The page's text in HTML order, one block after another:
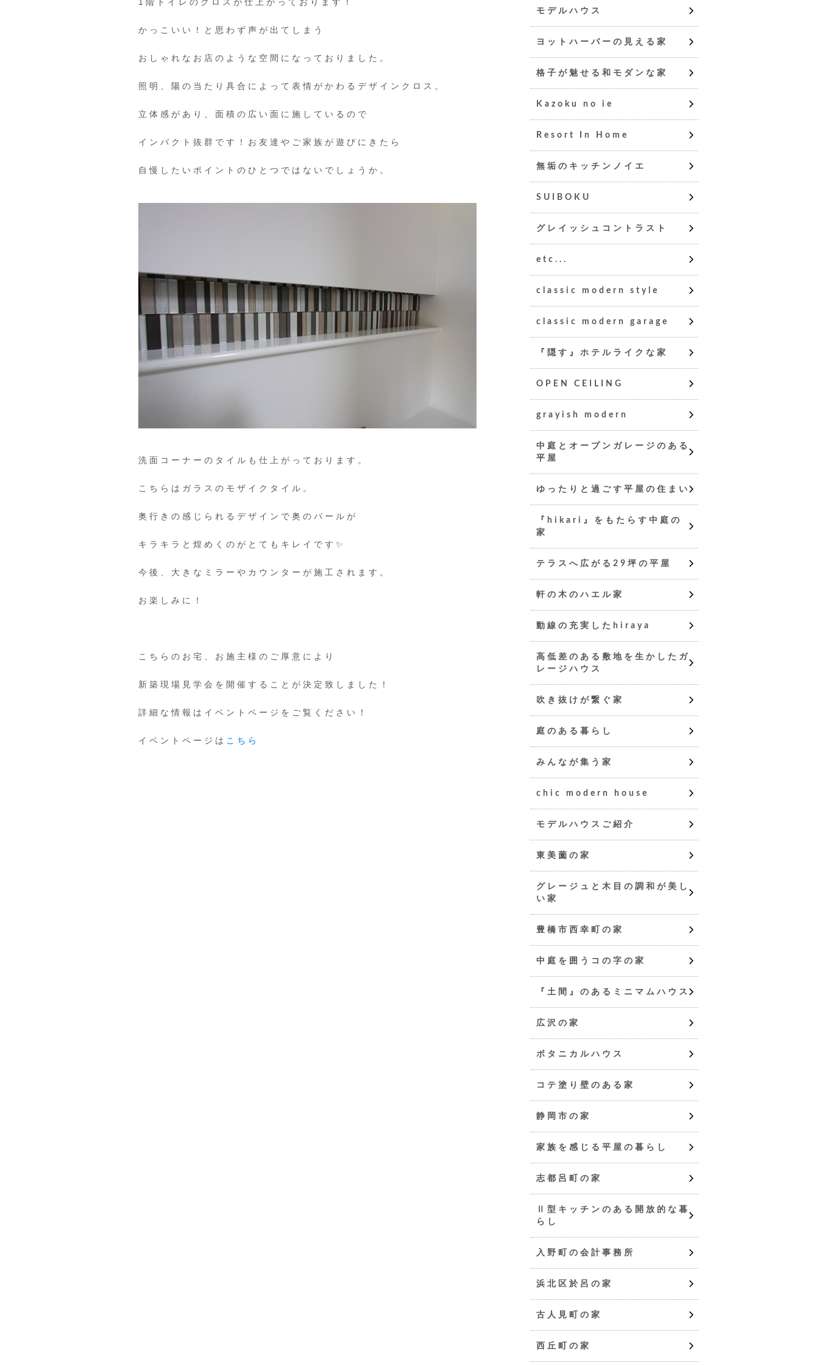
階トイレのクロスが仕上がっております！
かっこいい！と思わず声が出てしまう
おしゃれなお店のような空間になっておりました。
照明、陽の当たり具合によって表情がかわるデザインクロス。
立体感があり、面積の広い面に施しているので
インパクト抜群です！ お友達やご家族が遊びにきたら
自慢したいポイントのひとつではないでしょうか。
洗面コーナーのタイルも仕上がっております。
こちらはガラスのモザイクタイル。
奥行きの感じられるデザインで奥のパールが
キラキラと煌めくのがとてもキレイです✨
今後、大きなミラーやカウンターが 施工され ます。
お楽しみに！
こちらのお宅、お施主様のご厚意により
新築現場見学会を開催することが決定致しました！
詳細な情報はイベントページをご覧ください！
イベントページは こちら
モデルハウス
ヨットハーバーの見える家
格子が魅せる和モダンな家
Kazoku no ie
Resort In Home
無垢のキッチンノイエ
SUIBOKU
グレイッシュコントラスト
etc...
classic modern style
classic modern garage
『隠す』ホテルライクな家
OPEN CEILING
grayish modern
中庭とオープンガレージのある
平屋
ゆったりと過ごす平屋の住まい
『hikari』をもたらす中庭の
家
テラスへ広がる29坪の平屋
軒の木のハエル家
動線の充実したhiraya
高低差のある敷地を生かしたガ
レージハウス
吹き抜けが繋ぐ家
庭のある暮らし
みんなが集う家
chic modern house
モデルハウスご紹介
東美薗の家
グレージュと木目の調和が美し
い家
豊橋市西幸町の家
中庭を囲うコの字の家
『土間』のあるミニマムハウス
広沢の家
ボタニカルハウス
コテ塗り壁のある家
静岡市の家
家族を感じる平屋の暮らし
志都呂町の家
Ⅱ型キッチンのある開放的な暮
らし
入野町の会計事務所
浜北区於呂の家
古人見町の家
西丘町の家